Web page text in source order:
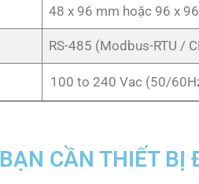
48 x 96 mm hoặc 96 x
RS-485 (Modbus-RTU /
100 to 240 Vac (50/
BẠN CẦN THIẾT BỊ